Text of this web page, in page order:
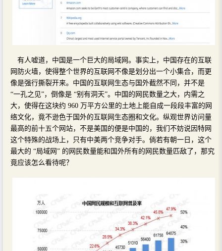
有人嘘道，中国是一个巨大的局域网。事实上，中国存在的互联
网防火墙，使得整个世界的互联网不像是划分出一个小集合，而更
像是强行撕裂开来。中国的互联网生态与国外截然不同，并不是
“一孔之见”，倒像是 “别有洞天”。中国的网民数量之大，内需之
大，使得在这块约 960 万平方公里的土地上能自成一段段丰富的网
络文化，竟不逊色于国外的互联网生态圈和文化。纵观世界访问量
最高的前十五个网站，不是美国的便是中国的，我们不妨说因特网
这个特殊的战场上，只有中美两个竞争对手。倘若有朝一日，这个
最大的 “局域网” 的网民数量能和国外所有的网民数量匹敌了，那究
竟应该怎么看待呢？